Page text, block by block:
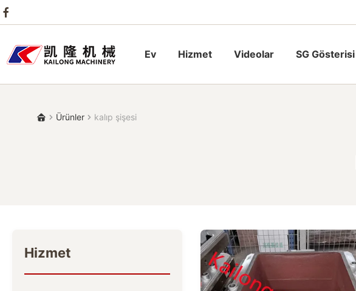
Ev Hizmet Videolar SG Gösterisi
Ürünler kalıp şişesi
Hizmet